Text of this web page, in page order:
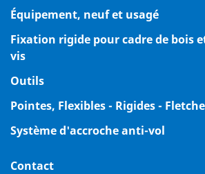
Équipement, neuf et usagé
Fixation rigide pour cadre de bois
vis
Outils
Pointes, Flexibles - Rigides -
Système d'accroche anti-vol
Contact